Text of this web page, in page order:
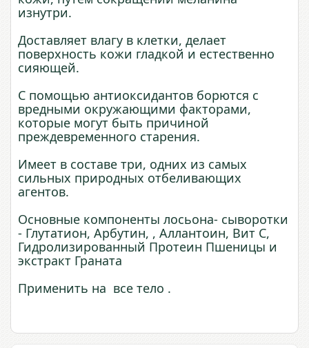
изнутри.
Доставляет влагу в клетки, делает
поверхность кожи гладкой и естественно
сияющей.
С помощью антиоксидантов борются с
вредными окружающими факторами,
которые могут быть причиной
преждевременного старения.
Имеет в составе три, одних из самых
сильных природных отбеливающих
агентов.
Основные компоненты лосьона- сыворотки
- Глутатион, Арбутин, , Аллантоин, Вит С,
Гидролизированный Протеин Пшеницы и
экстракт Граната
Применить на все тело .